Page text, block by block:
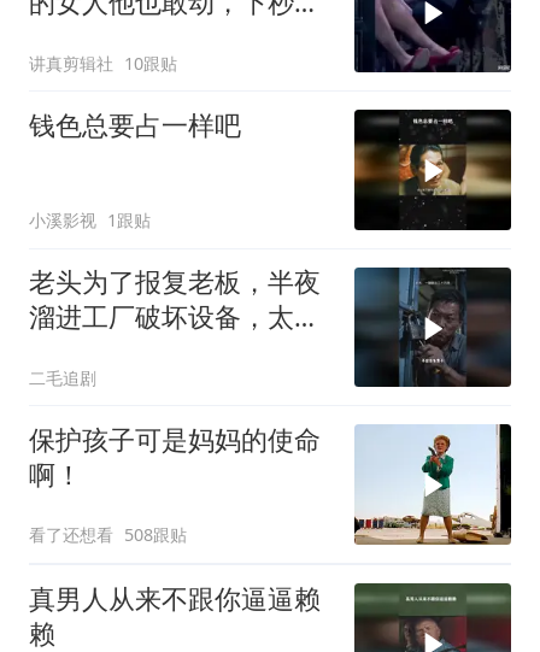
讲真剪辑社 10跟贴
钱色总要占一样吧
小溪影视 1跟贴
老头为了报复老板，半夜
溜进工厂破坏设备，太黑
二毛追剧
保护孩子可是妈妈的使命
啊！
看了还想看 508跟贴
真男人从来不跟你逼逼赖
赖